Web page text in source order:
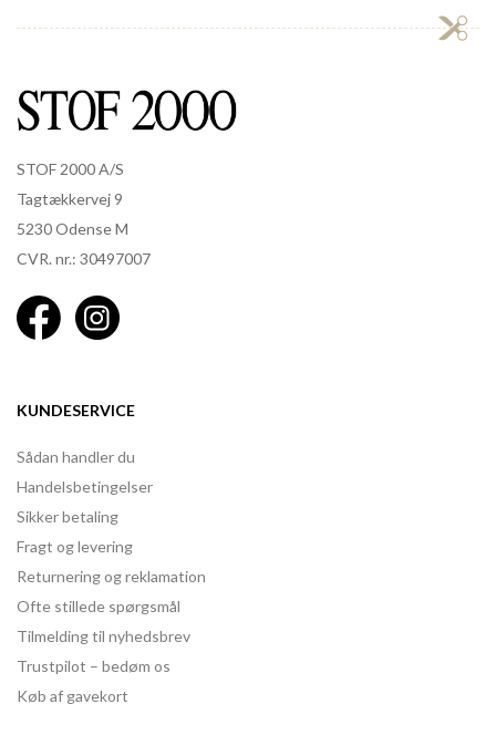
STOF 2000 A/S
Tagtækkervej 9
5230 Odense M
CVR. nr.: 30497007
KUNDESERVICE
Sådan handler du
Handelsbetingelser
Sikker betaling
Fragt og levering
Returnering og reklamation
Ofte stillede spørgsmål
Tilmelding til nyhedsbrev
Trustpilot – bedøm os
Køb af gavekort